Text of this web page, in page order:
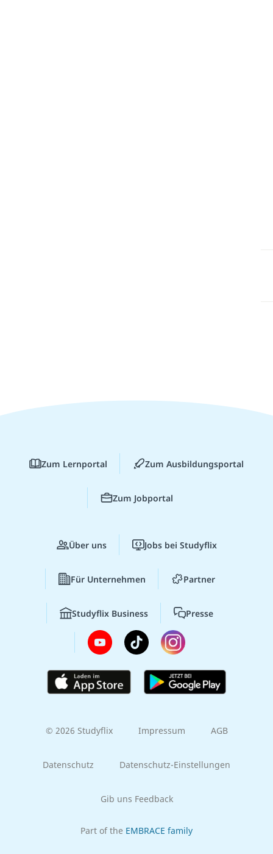
Zum Lernportal Zum Ausbildungsportal
Zum Jobportal
Über uns Jobs bei Studyflix
Für Unternehmen Partner
Studyflix Business Presse
© 2026 Studyflix Impressum AGB
Datenschutz Datenschutz-Einstellungen
Gib uns Feedback
Part of the EMBRACE family